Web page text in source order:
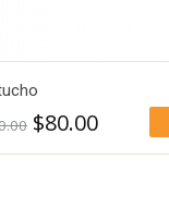
$80.00